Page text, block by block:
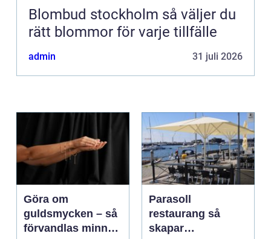
Blombud stockholm så väljer du
rätt blommor för varje tillfälle
admin 31 juli 2026
Göra om
guldsmycken – så
förvandlas minnen
Parasoll
restaurang så
skapar